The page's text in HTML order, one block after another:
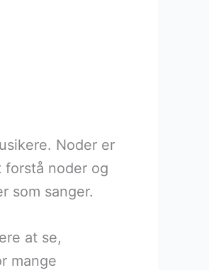
Noder er
noder og
som sanger.
at se,
mange